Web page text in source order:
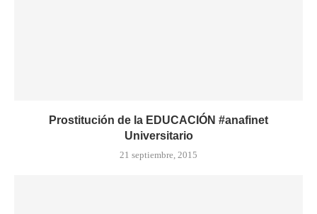
Prostitución de la EDUCACIÓN #anafinet
Universitario
21 septiembre, 2015